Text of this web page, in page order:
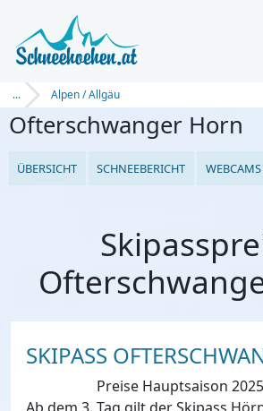
... Alpen / Allgäu
Ofterschwanger Horn
ÜBERSICHT SCHNEEBERICHT WEBCAMS
SKIPASS
Preise Hauptsaison